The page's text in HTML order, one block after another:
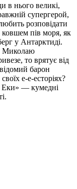
в нього великі,
супергерой,
розповідати
пів моря, як
у Антарктиді.
Миколаю
то врятує від
барон
е-е-есторіях?
Еки» — кумедні